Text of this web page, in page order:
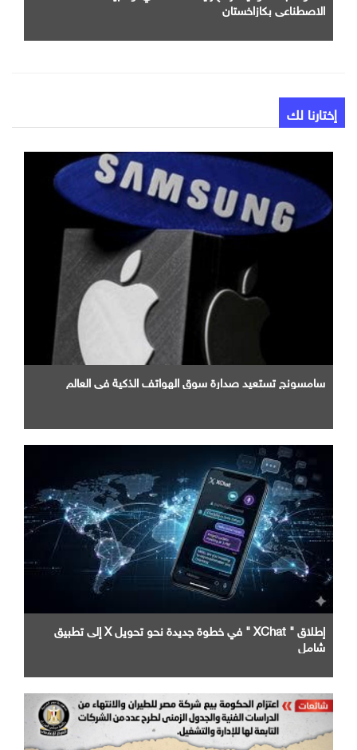
الاصطناعي بكازاخستان
إختارنا لك
سامسونج تستعيد صدارة سوق الهواتف الذكية في العالم
إطلاق " XChat " في خطوة جديدة نحو تحويل X إلى تطبيق
شامل